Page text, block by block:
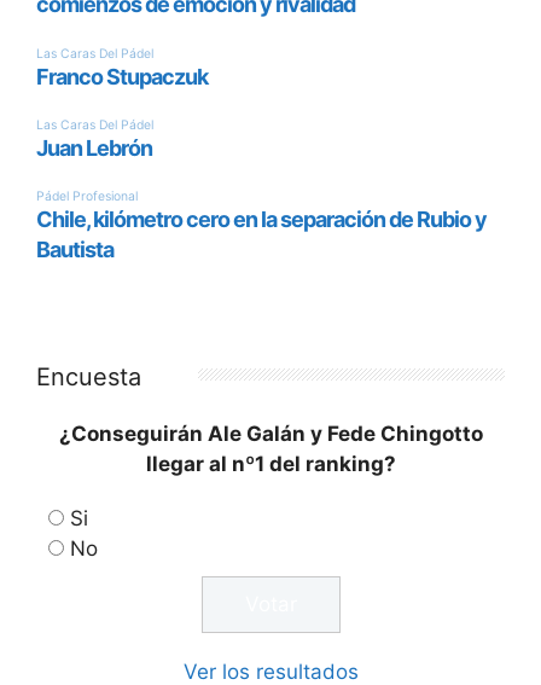
Encuesta
¿Conseguirán Ale Galán y Fede Chingotto
llegar al nº1 del ranking?
Si
No
Ver los resultados